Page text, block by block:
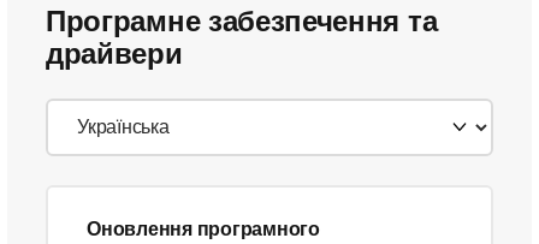
Програмне забезпечення та
драйвери
Оновлення програмного